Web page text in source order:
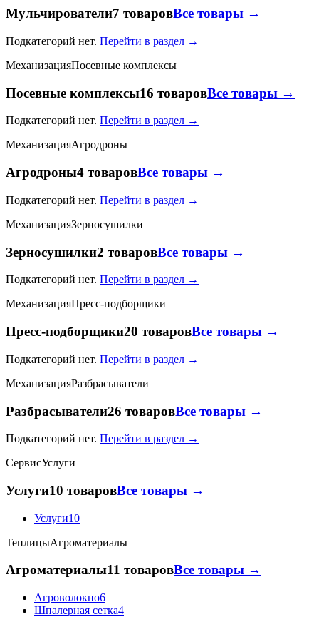
Мульчирователи7 товаровВсе товары →
Подкатегорий нет. Перейти в раздел →
МеханизацияПосевные комплексы
Посевные комплексы16 товаровВсе товары →
Подкатегорий нет. Перейти в раздел →
МеханизацияАгродроны
Агродроны4 товаровВсе товары →
Подкатегорий нет. Перейти в раздел →
МеханизацияЗерносушилки
Зерносушилки2 товаровВсе товары →
Подкатегорий нет. Перейти в раздел →
МеханизацияПресс-подборщики
Пресс-подборщики20 товаровВсе товары →
Подкатегорий нет. Перейти в раздел →
МеханизацияРазбрасыватели
Разбрасыватели26 товаровВсе товары →
Подкатегорий нет. Перейти в раздел →
СервисУслуги
Услуги10 товаровВсе товары →
Услуги10
ТеплицыАгроматериалы
Агроматериалы11 товаровВсе товары →
Агроволокно6
Шпалерная сетка4